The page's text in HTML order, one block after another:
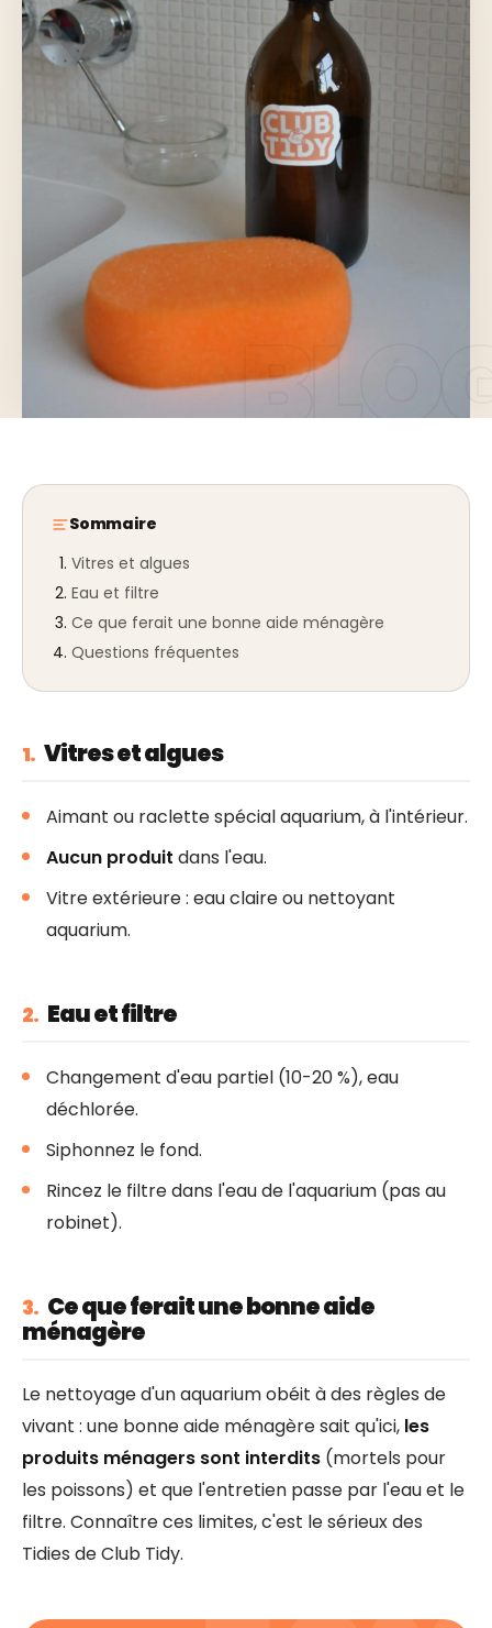
Sommaire
Vitres et algues
Eau et filtre
Ce que ferait une bonne aide ménagère
Questions fréquentes
1. Vitres et algues
Aimant ou raclette spécial aquarium, à l'intérieur.
Aucun produit dans l'eau.
Vitre extérieure : eau claire ou nettoyant
aquarium.
2. Eau et filtre
Changement d'eau partiel (10-20 %), eau
déchlorée.
Siphonnez le fond.
Rincez le filtre dans l'eau de l'aquarium (pas au
robinet).
3. Ce que ferait une bonne aide
ménagère
Le nettoyage d'un aquarium obéit à des règles de
vivant : une bonne aide ménagère sait qu'ici, les
produits ménagers sont interdits (mortels pour
les poissons) et que l'entretien passe par l'eau et le
filtre. Connaître ces limites, c'est le sérieux des
Tidies de Club Tidy.